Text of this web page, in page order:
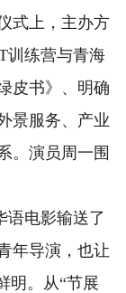
式上，主办方
训练营与青海
皮书》、明确
景服务、产业
。演员周一围
电影输送了
年导演，也让
明。从“节展